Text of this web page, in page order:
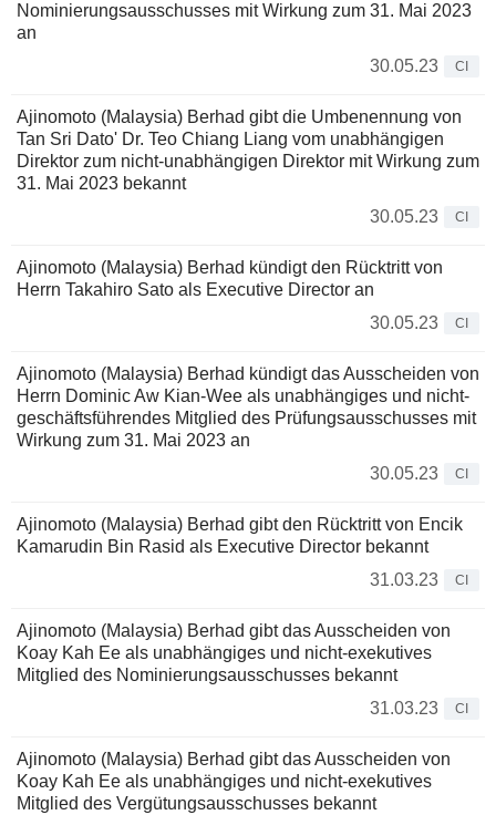
Nominierungsausschusses mit Wirkung zum 31. Mai 2023
an
30.05.23
CI
Ajinomoto (Malaysia) Berhad gibt die Umbenennung von
Tan Sri Dato' Dr. Teo Chiang Liang vom unabhängigen
Direktor zum nicht-unabhängigen Direktor mit Wirkung zum
31. Mai 2023 bekannt
30.05.23
CI
Ajinomoto (Malaysia) Berhad kündigt den Rücktritt von
Herrn Takahiro Sato als Executive Director an
30.05.23
CI
Ajinomoto (Malaysia) Berhad kündigt das Ausscheiden von
Herrn Dominic Aw Kian-Wee als unabhängiges und nicht-
geschäftsführendes Mitglied des Prüfungsausschusses mit
Wirkung zum 31. Mai 2023 an
30.05.23
CI
Ajinomoto (Malaysia) Berhad gibt den Rücktritt von Encik
Kamarudin Bin Rasid als Executive Director bekannt
31.03.23
CI
Ajinomoto (Malaysia) Berhad gibt das Ausscheiden von
Koay Kah Ee als unabhängiges und nicht-exekutives
Mitglied des Nominierungsausschusses bekannt
31.03.23
CI
Ajinomoto (Malaysia) Berhad gibt das Ausscheiden von
Koay Kah Ee als unabhängiges und nicht-exekutives
Mitglied des Vergütungsausschusses bekannt